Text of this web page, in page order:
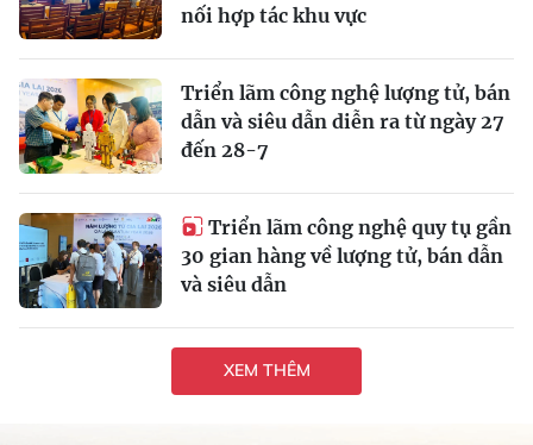
nối hợp tác khu vực
Triển lãm công nghệ lượng tử, bán
dẫn và siêu dẫn diễn ra từ ngày 27
đến 28-7
Triển lãm công nghệ quy tụ gần
30 gian hàng về lượng tử, bán dẫn
và siêu dẫn
XEM THÊM